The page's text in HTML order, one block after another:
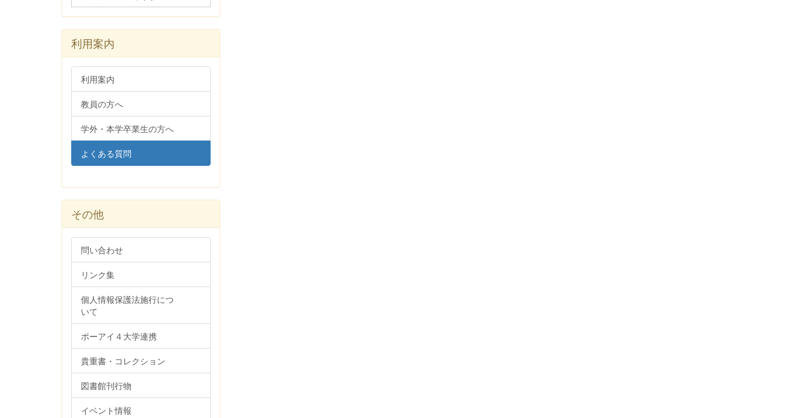
利用案内
利用案内
教員の方へ
学外・本学卒業生の方へ
よくある質問
その他
問い合わせ
リンク集
個人情報保護法施行につ
いて
ポーアイ４大学連携
貴重書・コレクション
図書館刊行物
イベント情報